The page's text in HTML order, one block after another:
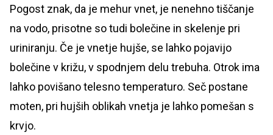
Pogost znak, da je mehur vnet, je nenehno tiščanje
na vodo, prisotne so tudi bolečine in skelenje pri
uriniranju. Če je vnetje hujše, se lahko pojavijo
bolečine v križu, v spodnjem delu trebuha. Otrok ima
lahko povišano telesno temperaturo. Seč postane
moten, pri hujših oblikah vnetja je lahko pomešan s
krvjo.